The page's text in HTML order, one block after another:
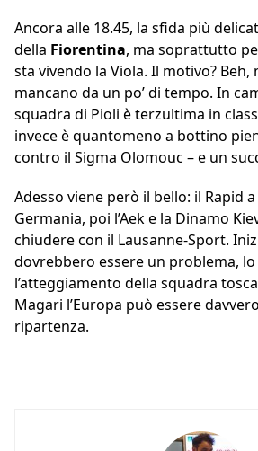
Ancora alle 18.45, la sfida più
della Fiorentina, ma soprattutto
sta vivendo la Viola. Il motivo?
mancano da un po’ di tempo. In
squadra di Pioli è terzultima in
invece è quantomeno a bottino
contro il Sigma Olomouc – e un
Adesso viene però il bello: il Rapid
Germania, poi l’Aek e la Dinamo
chiudere con il Lausanne-Sport.
dovrebbero essere un problema,
l’atteggiamento della squadra
Magari l’Europa può essere
ripartenza.